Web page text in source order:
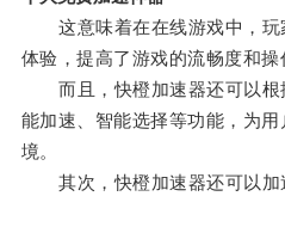
这意味着在在线游戏中，玩
体验，提高了游戏的流畅度和操
而且，快橙加速器还可以根
能加速、智能选择等功能，为
境。
其次，快橙加速器还可以加